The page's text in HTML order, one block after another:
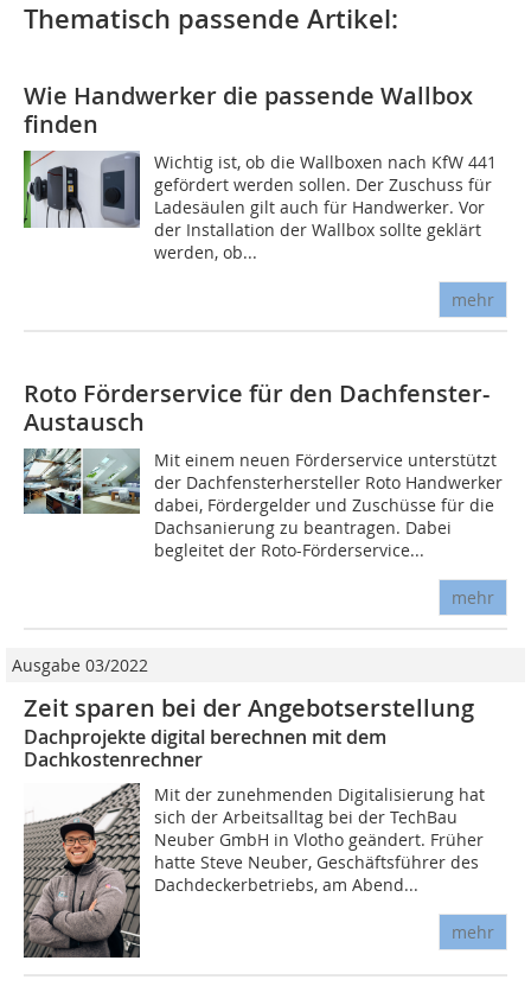
Thematisch passende Artikel:
Wie Handwerker die passende Wallbox
finden
Wichtig ist, ob die Wallboxen nach KfW 441
gefördert werden sollen. Der Zuschuss für
Ladesäulen gilt auch für Handwerker. Vor
der Installation der Wallbox sollte geklärt
werden, ob...
mehr
Roto Förderservice für den Dachfenster-
Austausch
Mit einem neuen Förderservice unterstützt
der Dachfensterhersteller Roto Handwerker
dabei, Fördergelder und Zuschüsse für die
Dachsanierung zu beantragen. Dabei
begleitet der Roto-Förderservice...
mehr
Ausgabe 03/2022
Zeit sparen bei der Angebotserstellung
Dachprojekte digital berechnen mit dem
Dachkostenrechner
Mit der zunehmenden Digitalisierung hat
sich der Arbeitsalltag bei der TechBau
Neuber GmbH in Vlotho geändert. Früher
hatte Steve Neuber, Geschäftsführer des
Dachdeckerbetriebs, am Abend...
mehr